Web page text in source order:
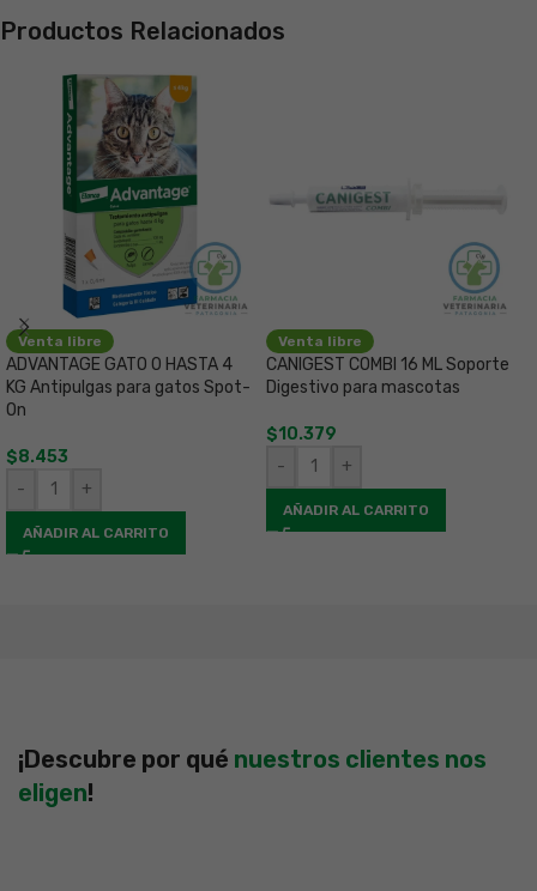
Productos Relacionados
Venta libre
ADVANTAGE GATO 0 HASTA 4
KG Antipulgas para gatos Spot-
On
$8.453
-
+
AÑADIR AL CARRITO
Venta libre
CANIGEST COMBI 16 ML Soporte
Digestivo para mascotas
$10.379
-
+
AÑADIR AL CARRITO
¡Descubre por qué nuestros clientes nos
eligen!